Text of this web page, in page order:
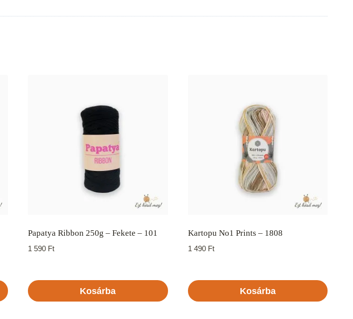
Papatya Ribbon 250g – Fekete – 101
1 590 Ft
Kosárba
Kartopu No1 Prints – 1808
1 490 Ft
Kosárba